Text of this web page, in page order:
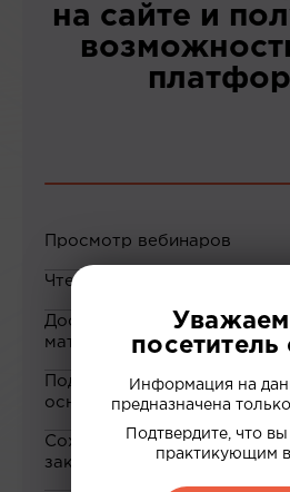
на сайте и
Просмотр вебинаров
Чтение статей
Доступ к закрытым
материалам
Подборка материалов на
основе ваших интересов
Сохранение материалов в
закладки
посетитель
Информация на
предназначена
Подтвердите, что
практикующим